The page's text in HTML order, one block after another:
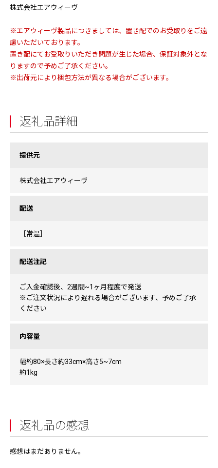
株式会社エアウィーヴ
※エアウィーヴ製品につきましては、置き配でのお受取りをご遠
慮いただいております。
置き配にてお受取りいただき問題が生じた場合、保証対象外とな
りますので予めご了承ください。
※出荷元により梱包方法が異なる場合がございます。
返礼品詳細
提供元
株式会社エアウィーヴ
配送
［常温］
配送注記
ご入金確認後、2週間~1ヶ月程度で発送
※ご注文状況により遅れる場合がございます、予めご了承
ください
内容量
幅約80×長さ約33cm×高さ5~7cm
約1kg
返礼品の感想
感想はまだありません。